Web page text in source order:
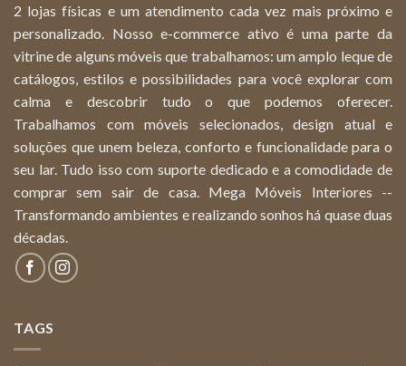
2 lojas físicas e um atendimento cada vez mais próximo e
personalizado. Nosso e-commerce ativo é uma parte da
vitrine de alguns móveis que trabalhamos: um amplo leque de
catálogos, estilos e possibilidades para você explorar com
calma e descobrir tudo o que podemos oferecer.
Trabalhamos com móveis selecionados, design atual e
soluções que unem beleza, conforto e funcionalidade para o
seu lar. Tudo isso com suporte dedicado e a comodidade de
comprar sem sair de casa. Mega Móveis Interiores --
Transformando ambientes e realizando sonhos há quase duas
décadas.
TAGS